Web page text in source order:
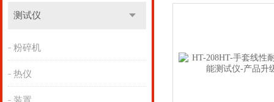
测试仪
粉碎机
热仪